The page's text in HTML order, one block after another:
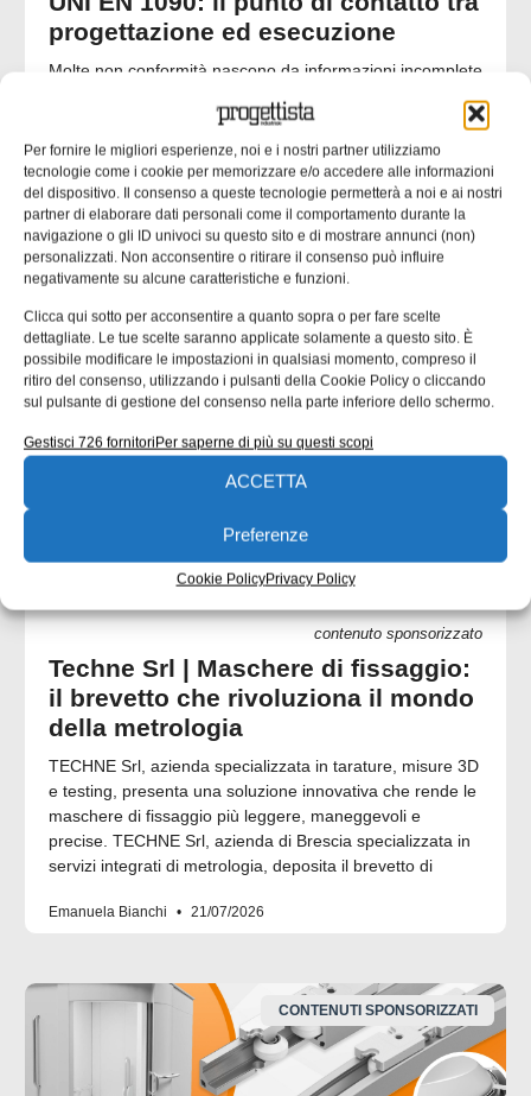
Per fornire le migliori esperienze, noi e i nostri partner utilizziamo
tecnologie come i cookie per memorizzare e/o accedere alle informazioni
del dispositivo. Il consenso a queste tecnologie permetterà a noi e ai nostri
partner di elaborare dati personali come il comportamento durante la
navigazione o gli ID univoci su questo sito e di mostrare annunci (non)
personalizzati. Non acconsentire o ritirare il consenso può influire
negativamente su alcune caratteristiche e funzioni.
Clicca qui sotto per acconsentire a quanto sopra o per fare scelte
dettagliate. Le tue scelte saranno applicate solamente a questo sito. È
possibile modificare le impostazioni in qualsiasi momento, compreso il
ritiro del consenso, utilizzando i pulsanti della Cookie Policy o cliccando
sul pulsante di gestione del consenso nella parte inferiore dello schermo.
Gestisci 726 fornitoriPer saperne di più su questi scopi
ACCETTA
Preferenze
Cookie PolicyPrivacy Policy
progettazione ed esecuzione
Molte non conformità nascono da informazioni incomplete
o ambigue negli elaborati progettuali. nella seconda parte
dell’approfondimento inaugurato un mese fa ci
concentriamo su un’analisi delle responsabilità tecniche
che collegano progettista, officina e coordinatore di
saldatura. Una quota rilevante delle non
Emanuela Bianchi 24/07/2026
CONTENUTI SPONSORIZZATI
contenuto sponsorizzato
Techne Srl | Maschere di fissaggio:
il brevetto che rivoluziona il mondo
della metrologia
TECHNE Srl, azienda specializzata in tarature, misure 3D
e testing, presenta una soluzione innovativa che rende le
maschere di fissaggio più leggere, maneggevoli e
precise. TECHNE Srl, azienda di Brescia specializzata in
servizi integrati di metrologia, deposita il brevetto di
Emanuela Bianchi 21/07/2026
CONTENUTI SPONSORIZZATI